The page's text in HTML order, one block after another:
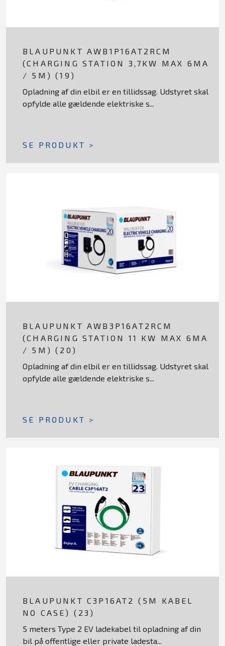
BLAUPUNKT AWB1P16AT2RCM
(CHARGING STATION 3,7KW MAX 6MA
/ 5M) (19)
Opladning af din elbil er en tillidssag. Udstyret skal
opfylde alle gældende elektriske s...
SE PRODUKT >
BLAUPUNKT AWB3P16AT2RCM
(CHARGING STATION 11 KW MAX 6MA
/ 5M) (20)
Opladning af din elbil er en tillidssag. Udstyret skal
opfylde alle gældende elektriske s...
SE PRODUKT >
BLAUPUNKT C3P16AT2 (5M KABEL
NO CASE) (23)
5 meters Type 2 EV ladekabel til opladning af din
bil på offentlige eller private ladesta...